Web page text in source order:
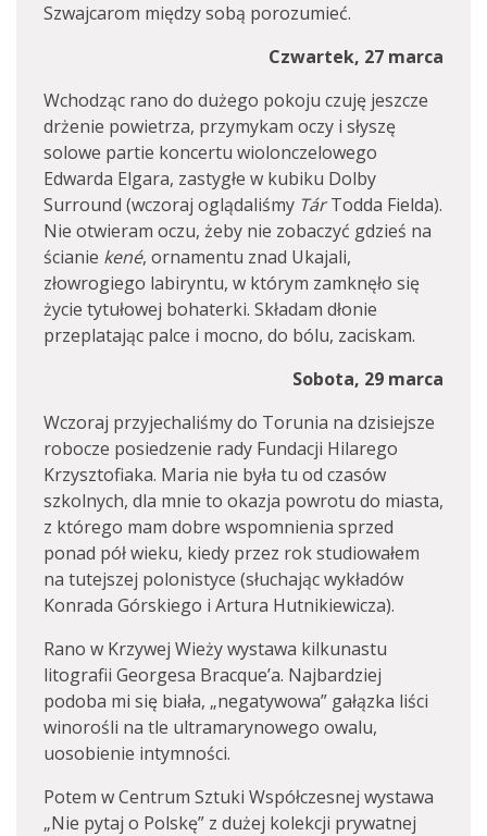
Szwajcarom między sobą porozumieć.
Czwartek, 27 marca
Wchodząc rano do dużego pokoju czuję jeszcze
drżenie powietrza, przymykam oczy i słyszę
solowe partie koncertu wiolonczelowego
Edwarda Elgara, zastygłe w kubiku Dolby
Surround (wczoraj oglądaliśmy TárTodda Fielda).
Nie otwieram oczu, żeby nie zobaczyć gdzieś na
ścianie kené, ornamentu znad Ukajali,
złowrogiego labiryntu, w którym zamknęło się
życie tytułowej bohaterki. Składam dłonie
przeplatając palce i mocno, do bólu, zaciskam.
Sobota, 29 marca
Wczoraj przyjechaliśmy do Torunia na dzisiejsze
robocze posiedzenie rady Fundacji Hilarego
Krzysztofiaka. Maria nie była tu od czasów
szkolnych, dla mnie to okazja powrotu do miasta,
z którego mam dobre wspomnienia sprzed
ponad pół wieku, kiedy przez rok studiowałem
na tutejszej polonistyce (słuchając wykładów
Konrada Górskiego i Artura Hutnikiewicza).
Rano w Krzywej Wieży wystawa kilkunastu
litografii Georgesa Bracque’a. Najbardziej
podoba mi się biała, „negatywowa” gałązka liści
winorośli na tle ultramarynowego owalu,
uosobienie intymności.
Potem w Centrum Sztuki Współczesnej wystawa
„Nie pytaj o Polskę” z dużej kolekcji prywatnej